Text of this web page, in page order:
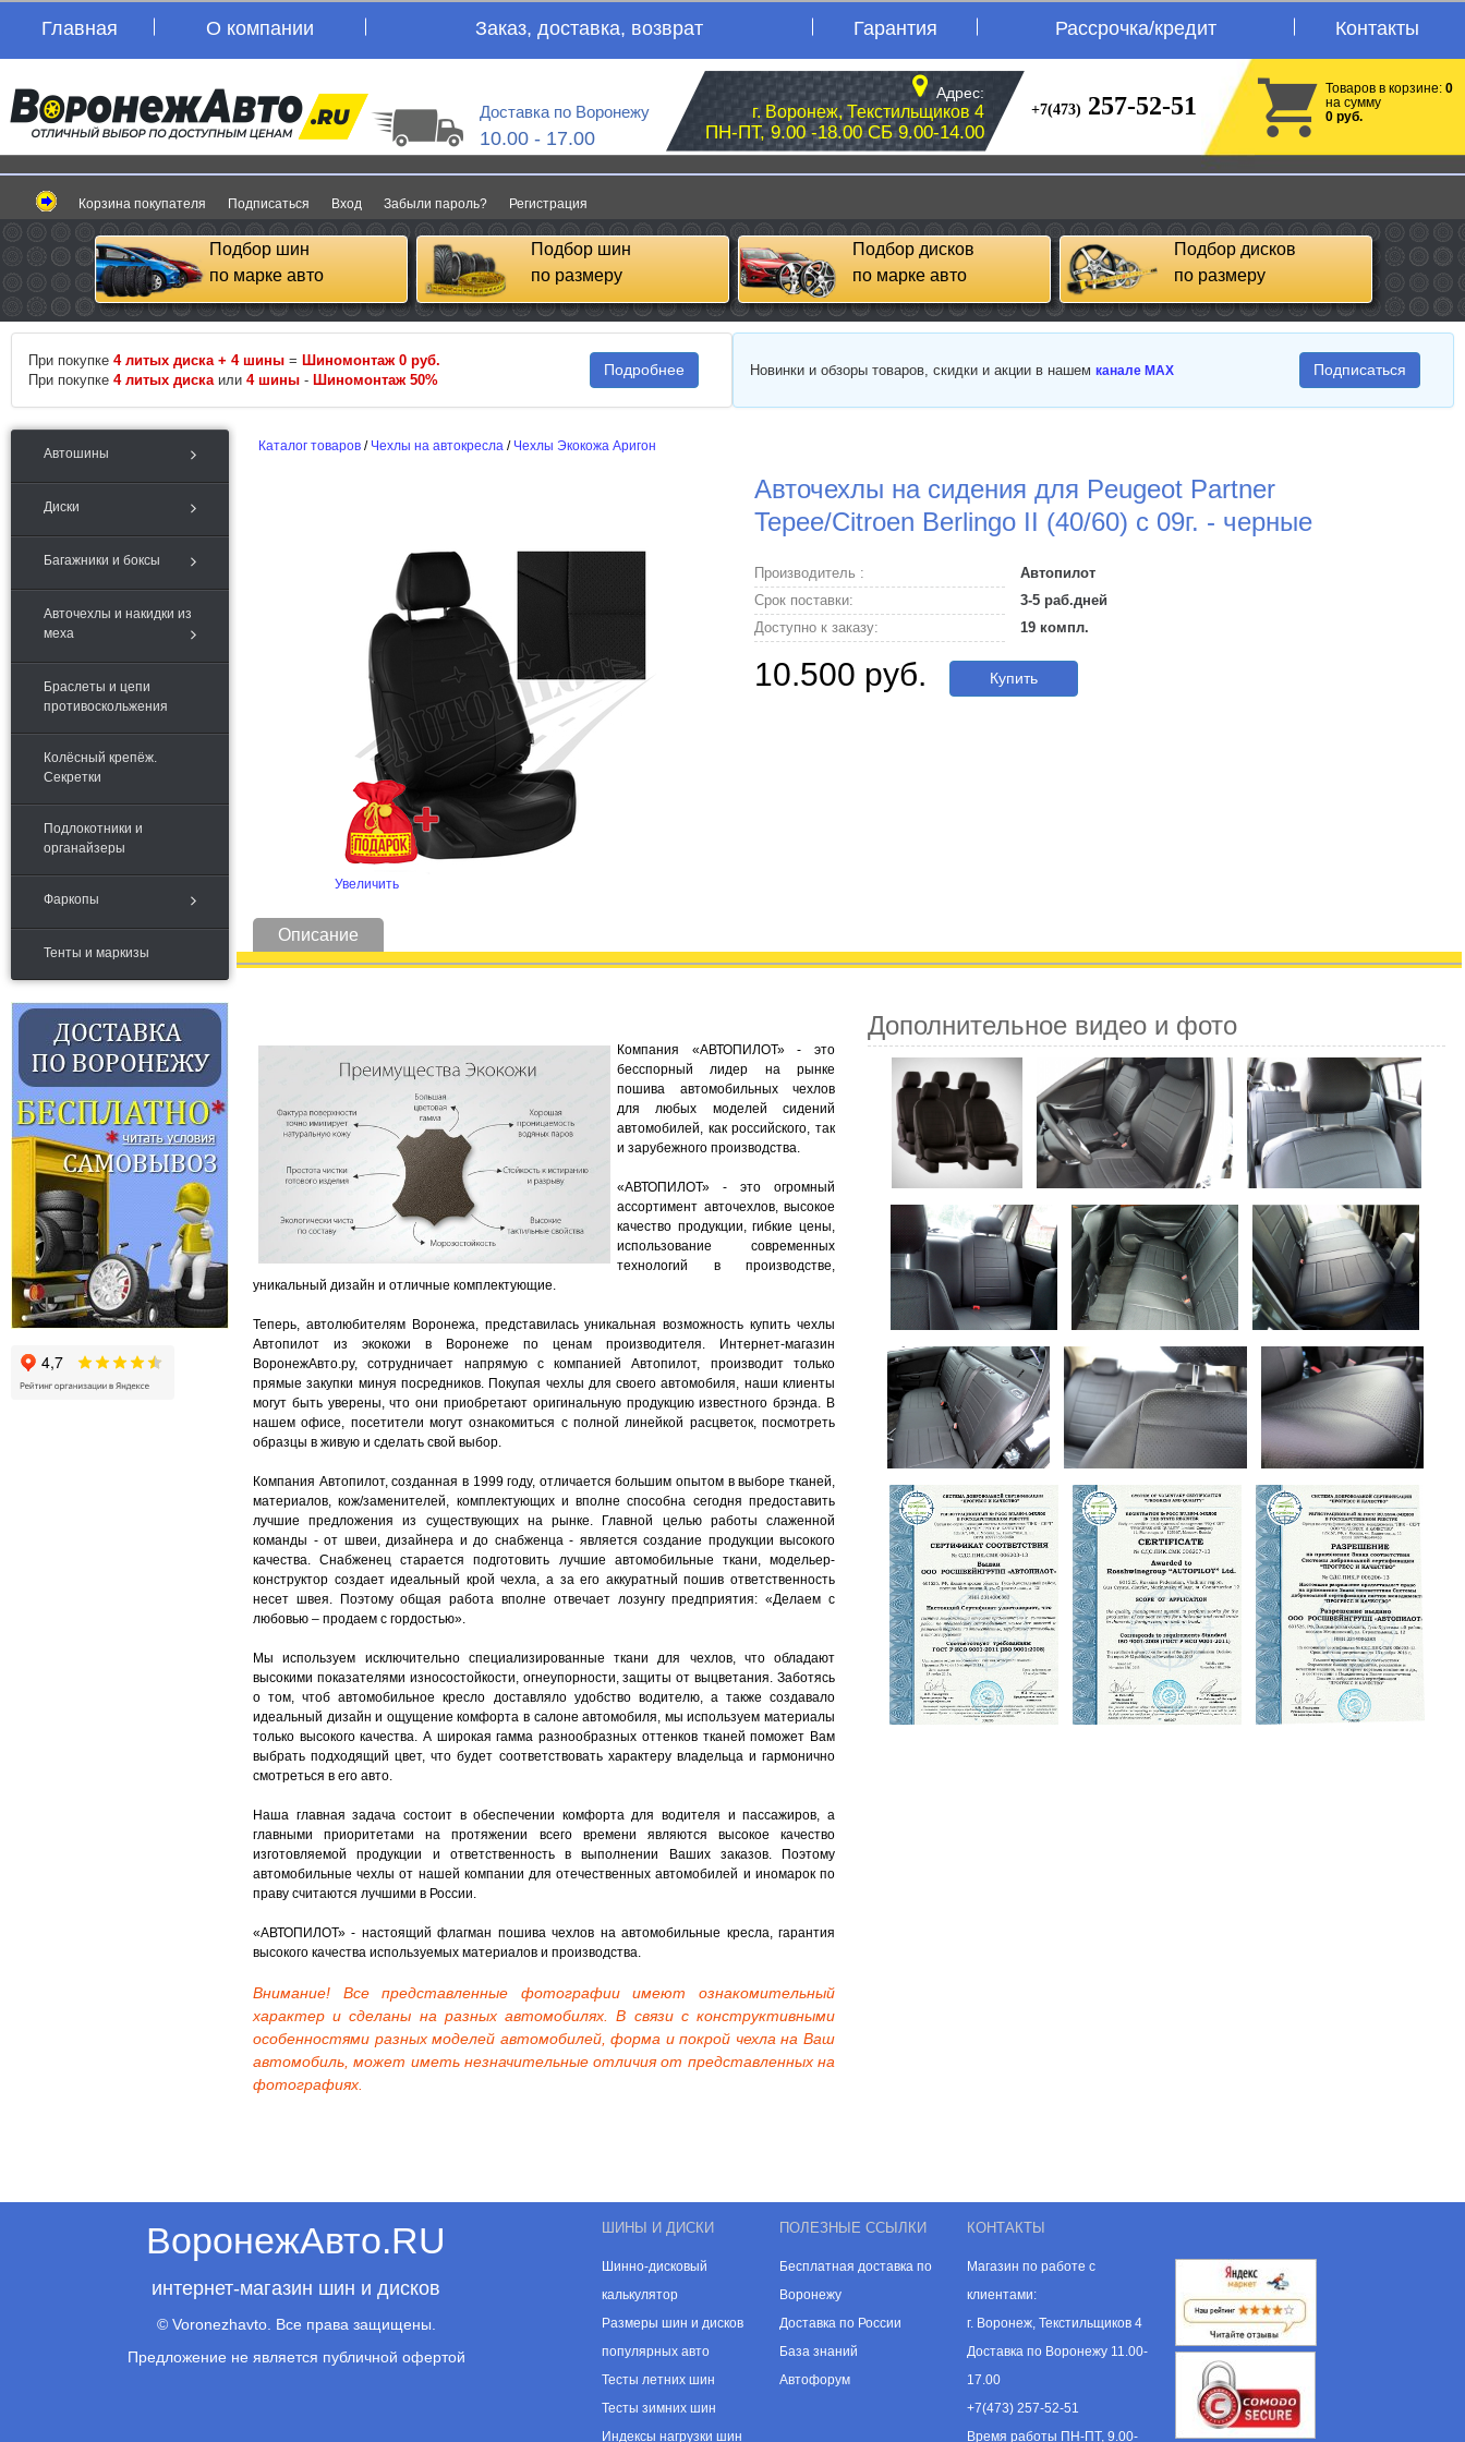
Главная О компании Заказ, доставка, возврат Гарантия Рассрочка/кредит Контакты
Доставка по Воронежу
10.00 - 17.00
Адрес:
г. Воронеж, Текстильщиков 4
ПН-ПТ, 9.00 -18.00 СБ 9.00-14.00
+7(473) 257-52-51
Товаров в корзине: 0
на сумму
0 руб.
Корзина покупателя Подписаться Вход Забыли пароль? Регистрация
Подбор шин
по марке авто
Подбор шин
по размеру
Подбор дисков
по марке авто
Подбор дисков
по размеру
При покупке 4 литых диска + 4 шины = Шиномонтаж 0 руб.
При покупке 4 литых диска или 4 шины - Шиномонтаж 50%
Подробнее Новинки и обзоры товаров, скидки и акции в нашем канале MAX Подписаться
Автошины
Диски
Багажники и боксы
Авточехлы и накидки из
меха
Браслеты и цепи
противоскольжения
Колёсный крепёж.
Секретки
Подлокотники и
органайзеры
Фаркопы
Тенты и маркизы
Каталог товаров / Чехлы на автокресла / Чехлы Экокожа Аригон
Авточехлы на сидения для Peugeot Partner
Tepee/Citroen Berlingo II (40/60) с 09г. - черные
Увеличить
Производитель :
Автопилот
Срок поставки:
3-5 раб.дней
Доступно к заказу:
19 компл.
10.500 руб. Купить
Описание
Компания «АВТОПИЛОТ» - это
бесспорный лидер на рынке
пошива автомобильных чехлов
для любых моделей сидений
автомобилей, как российского, так
и зарубежного производства.
«АВТОПИЛОТ» - это огромный
ассортимент авточехлов, высокое
качество продукции, гибкие цены,
использование современных
технологий в производстве,
уникальный дизайн и отличные комплектующие.
Теперь, автолюбителям Воронежа, представилась уникальная возможность купить чехлы
Автопилот из экокожи в Воронеже по ценам производителя. Интернет-магазин
ВоронежАвто.ру, сотрудничает напрямую с компанией Автопилот, производит только
прямые закупки минуя посредников. Покупая чехлы для своего автомобиля, наши клиенты
могут быть уверены, что они приобретают оригинальную продукцию известного брэнда. В
нашем офисе, посетители могут ознакомиться с полной линейкой расцветок, посмотреть
образцы в живую и сделать свой выбор.
Компания Автопилот, созданная в 1999 году, отличается большим опытом в выборе тканей,
материалов, кож/заменителей, комплектующих и вполне способна сегодня предоставить
лучшие предложения из существующих на рынке. Главной целью работы слаженной
команды - от швеи, дизайнера и до снабженца - является создание продукции высокого
качества. Снабженец старается подготовить лучшие автомобильные ткани, модельер-
конструктор создает идеальный крой чехла, а за его аккуратный пошив ответственность
несет швея. Поэтому общая работа вполне отвечает лозунгу предприятия: «Делаем с
любовью – продаем с гордостью».
Мы используем исключительно специализированные ткани для чехлов, что обладают
высокими показателями износостойкости, огнеупорности, защиты от выцветания. Заботясь
о том, чтоб автомобильное кресло доставляло удобство водителю, а также создавало
идеальный дизайн и ощущение комфорта в салоне автомобиля, мы используем материалы
только высокого качества. А широкая гамма разнообразных оттенков тканей поможет Вам
выбрать подходящий цвет, что будет соответствовать характеру владельца и гармонично
смотреться в его авто.
Наша главная задача состоит в обеспечении комфорта для водителя и пассажиров, а
главными приоритетами на протяжении всего времени являются высокое качество
изготовляемой продукции и ответственность в выполнении Ваших заказов. Поэтому
автомобильные чехлы от нашей компании для отечественных автомобилей и иномарок по
праву считаются лучшими в России.
«АВТОПИЛОТ» - настоящий флагман пошива чехлов на автомобильные кресла, гарантия
высокого качества используемых материалов и производства.
Внимание! Все представленные фотографии имеют ознакомительный
характер и сделаны на разных автомобилях. В связи с конструктивными
особенностями разных моделей автомобилей, форма и покрой чехла на Ваш
автомобиль, может иметь незначительные отличия от представленных на
фотографиях.
Дополнительное видео и фото
ВоронежАвто.RU
интернет-магазин шин и дисков
© Voronezhavto. Все права защищены.
Предложение не является публичной офертой
ШИНЫ И ДИСКИ
Шинно-дисковый
калькулятор
Размеры шин и дисков
популярных авто
Тесты летних шин
Тесты зимних шин
Индексы нагрузки шин
ПОЛЕЗНЫЕ ССЫЛКИ
Бесплатная доставка по
Воронежу
Доставка по России
База знаний
Автофорум
КОНТАКТЫ
Магазин по работе с
клиентами:
г. Воронеж, Текстильщиков 4
Доставка по Воронежу 11.00-
17.00
+7(473) 257-52-51
Время работы ПН-ПТ, 9.00-